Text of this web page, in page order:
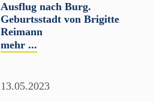
Ausflug nach Burg.
Geburtsstadt von Brigitte
Reimann
mehr ...
13.05.2023